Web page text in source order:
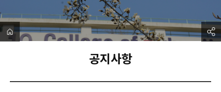
공지사항